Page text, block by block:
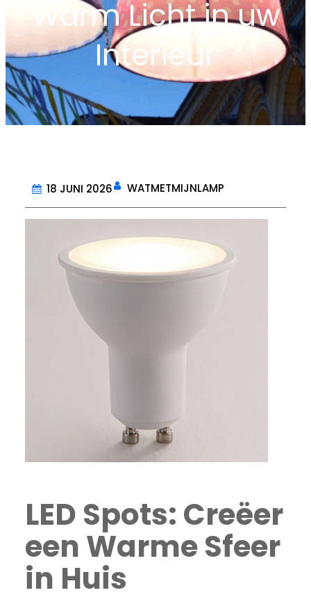
Warm Licht in uw
Interieur
18 JUNI 2026 WATMETMIJNLAMP
LED Spots: Creëer
een Warme Sfeer
in Huis